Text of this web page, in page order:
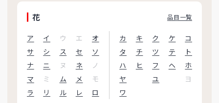
花 品目一覧
ア イ ウ エ オ カ キ ク ケ
コ
サ
シ ス セ ソ タ チ ツ テ
ト
ナ
ニ ヌ ネ ノ ハ ヒ フ ヘ
ホ
マ
ミ ム メ モ ヤ ユ
ヨ
ラ
リ ル レ ロ ワ